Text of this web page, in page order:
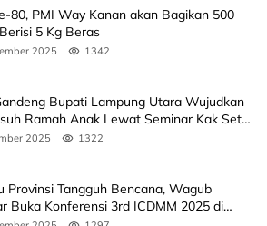
80, PMI Way Kanan akan Bagikan 500
5 Kg Beras
2025 1342
Bupati Lampung Utara Wujudkan
Ramah Anak Lewat Seminar Kak Seto,
2025 1322
Provinsi Tangguh Bencana, Wagub
Buka Konferensi 3rd ICDMM 2025 di